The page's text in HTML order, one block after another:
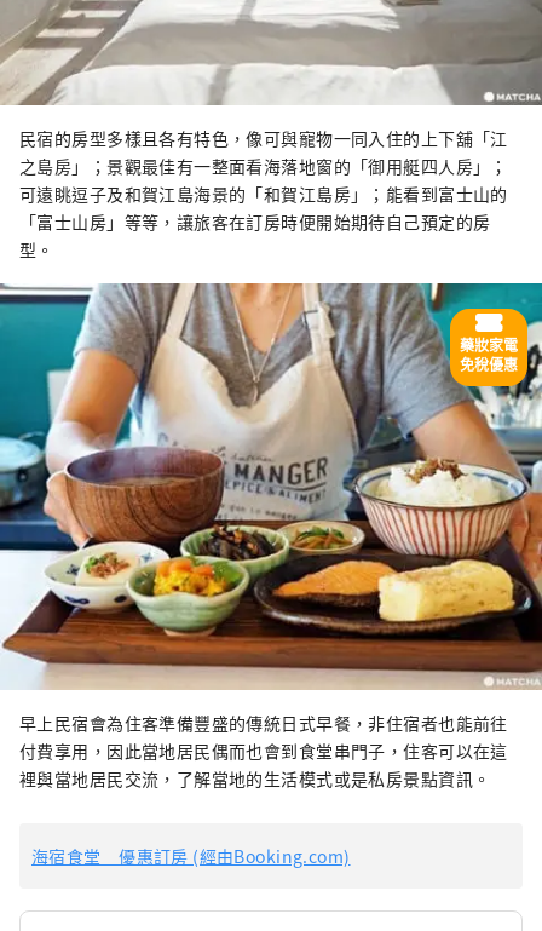
民宿的房型多樣且各有特色，像可與寵物一同入住的上下舖「江
之島房」；景觀最佳有一整面看海落地窗的「御用艇四人房」；
可遠眺逗子及和賀江島海景的「和賀江島房」；能看到富士山的
「富士山房」等等，讓旅客在訂房時便開始期待自己預定的房
型。
早上民宿會為住客準備豐盛的傳統日式早餐，非住宿者也能前往
付費享用，因此當地居民偶而也會到食堂串門子，住客可以在這
裡與當地居民交流，了解當地的生活模式或是私房景點資訊。
海宿食堂 優惠訂房 (經由Booking.com)
藥妝家電
免稅優惠